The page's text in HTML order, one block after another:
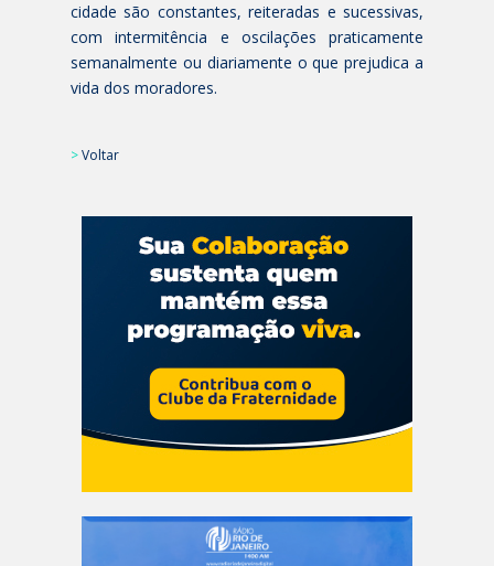
cidade são constantes, reiteradas e sucessivas,
com intermitência e oscilações praticamente
semanalmente ou diariamente o que prejudica a
vida dos moradores.
>Voltar